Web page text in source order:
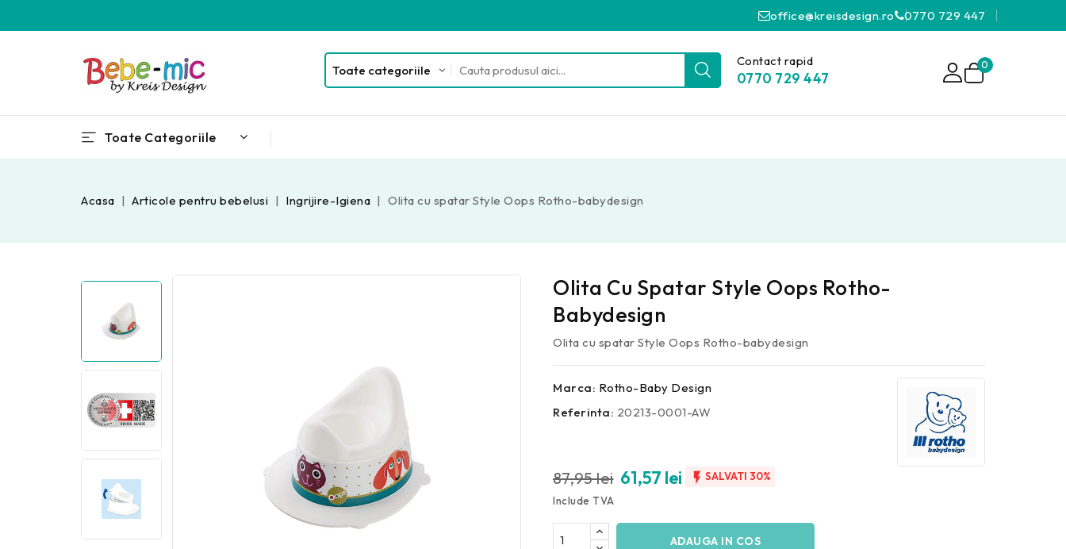
office@kreisdesign.ro 0770 729 447
Contact rapid
0770 729 447
0
Toate Categoriile
Acasa Articole pentru bebelusi Ingrijire-Igiena Olita cu spatar Style Oops Rotho-babydesign
Olita Cu Spatar Style Oops Rotho-
Babydesign
Olita cu spatar Style Oops Rotho-babydesign
Marca: Rotho-Baby Design
Referinta: 20213-0001-AW
87,95 lei 61,57 lei  SALVATI 30%
Include TVA
ADAUGA IN COS